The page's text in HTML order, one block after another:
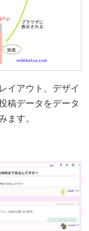
イアウト、デザイ
稿データをデータ
ます。